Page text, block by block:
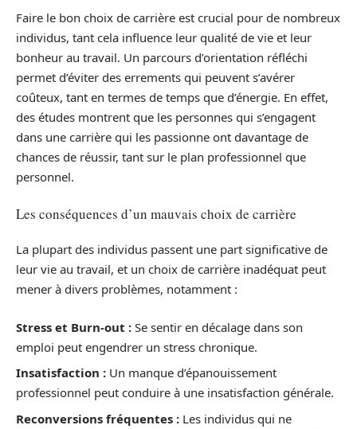
Faire le bon choix de carrière est crucial pour de nombreux
individus, tant cela influence leur qualité de vie et leur
bonheur au travail. Un parcours d’orientation réfléchi
permet d’éviter des errements qui peuvent s’avérer
coûteux, tant en termes de temps que d’énergie. En effet,
des études montrent que les personnes qui s’engagent
dans une carrière qui les passionne ont davantage de
chances de réussir, tant sur le plan professionnel que
personnel.
Les conséquences d’un mauvais choix de carrière
La plupart des individus passent une part significative de
leur vie au travail, et un choix de carrière inadéquat peut
mener à divers problèmes, notamment :
Stress et Burn-out : Se sentir en décalage dans son
emploi peut engendrer un stress chronique.
Insatisfaction : Un manque d’épanouissement
professionnel peut conduire à une insatisfaction générale.
Reconversions fréquentes : Les individus qui ne